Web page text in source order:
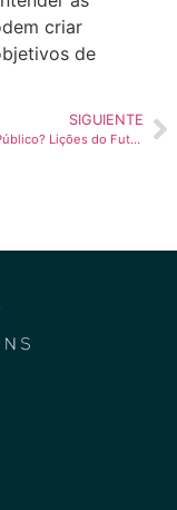
criar
de
SIGUIENTE
Torcida ou Público? Lições do Futebol para o Marketing de Conteúdo